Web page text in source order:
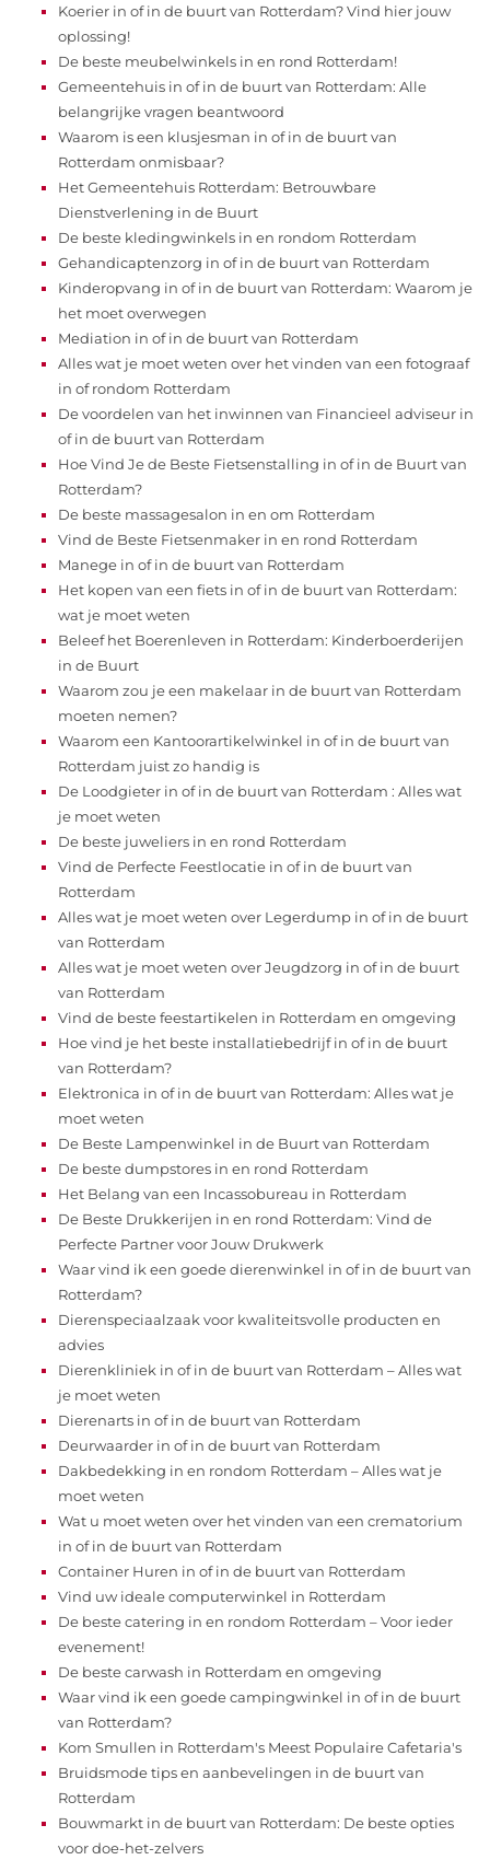
Koerier in of in de buurt van Rotterdam? Vind hier jouw
oplossing!
De beste meubelwinkels in en rond Rotterdam!
Gemeentehuis in of in de buurt van Rotterdam: Alle
belangrijke vragen beantwoord
Waarom is een klusjesman in of in de buurt van
Rotterdam onmisbaar?
Het Gemeentehuis Rotterdam: Betrouwbare
Dienstverlening in de Buurt
De beste kledingwinkels in en rondom Rotterdam
Gehandicaptenzorg in of in de buurt van Rotterdam
Kinderopvang in of in de buurt van Rotterdam: Waarom je
het moet overwegen
Mediation in of in de buurt van Rotterdam
Alles wat je moet weten over het vinden van een fotograaf
in of rondom Rotterdam
De voordelen van het inwinnen van Financieel adviseur in
of in de buurt van Rotterdam
Hoe Vind Je de Beste Fietsenstalling in of in de Buurt van
Rotterdam?
De beste massagesalon in en om Rotterdam
Vind de Beste Fietsenmaker in en rond Rotterdam
Manege in of in de buurt van Rotterdam
Het kopen van een fiets in of in de buurt van Rotterdam:
wat je moet weten
Beleef het Boerenleven in Rotterdam: Kinderboerderijen
in de Buurt
Waarom zou je een makelaar in de buurt van Rotterdam
moeten nemen?
Waarom een Kantoorartikelwinkel in of in de buurt van
Rotterdam juist zo handig is
De Loodgieter in of in de buurt van Rotterdam : Alles wat
je moet weten
De beste juweliers in en rond Rotterdam
Vind de Perfecte Feestlocatie in of in de buurt van
Rotterdam
Alles wat je moet weten over Legerdump in of in de buurt
van Rotterdam
Alles wat je moet weten over Jeugdzorg in of in de buurt
van Rotterdam
Vind de beste feestartikelen in Rotterdam en omgeving
Hoe vind je het beste installatiebedrijf in of in de buurt
van Rotterdam?
Elektronica in of in de buurt van Rotterdam: Alles wat je
moet weten
De Beste Lampenwinkel in de Buurt van Rotterdam
De beste dumpstores in en rond Rotterdam
Het Belang van een Incassobureau in Rotterdam
De Beste Drukkerijen in en rond Rotterdam: Vind de
Perfecte Partner voor Jouw Drukwerk
Waar vind ik een goede dierenwinkel in of in de buurt van
Rotterdam?
Dierenspeciaalzaak voor kwaliteitsvolle producten en
advies
Dierenkliniek in of in de buurt van Rotterdam – Alles wat
je moet weten
Dierenarts in of in de buurt van Rotterdam
Deurwaarder in of in de buurt van Rotterdam
Dakbedekking in en rondom Rotterdam – Alles wat je
moet weten
Wat u moet weten over het vinden van een crematorium
in of in de buurt van Rotterdam
Container Huren in of in de buurt van Rotterdam
Vind uw ideale computerwinkel in Rotterdam
De beste catering in en rondom Rotterdam – Voor ieder
evenement!
De beste carwash in Rotterdam en omgeving
Waar vind ik een goede campingwinkel in of in de buurt
van Rotterdam?
Kom Smullen in Rotterdam's Meest Populaire Cafetaria's
Bruidsmode tips en aanbevelingen in de buurt van
Rotterdam
Bouwmarkt in de buurt van Rotterdam: De beste opties
voor doe-het-zelvers